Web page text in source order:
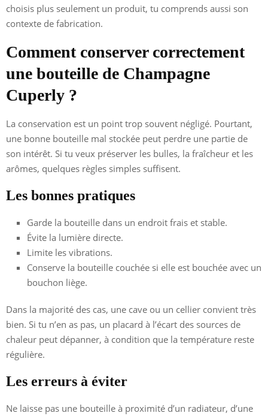
choisis plus seulement un produit, tu comprends aussi son
contexte de fabrication.
Comment conserver correctement
une bouteille de Champagne
Cuperly ?
La conservation est un point trop souvent négligé. Pourtant,
une bonne bouteille mal stockée peut perdre une partie de
son intérêt. Si tu veux préserver les bulles, la fraîcheur et les
arômes, quelques règles simples suffisent.
Les bonnes pratiques
Garde la bouteille dans un endroit frais et stable.
Évite la lumière directe.
Limite les vibrations.
Conserve la bouteille couchée si elle est bouchée avec un
bouchon liège.
Dans la majorité des cas, une cave ou un cellier convient très
bien. Si tu n’en as pas, un placard à l’écart des sources de
chaleur peut dépanner, à condition que la température reste
régulière.
Les erreurs à éviter
Ne laisse pas une bouteille à proximité d’un radiateur, d’une